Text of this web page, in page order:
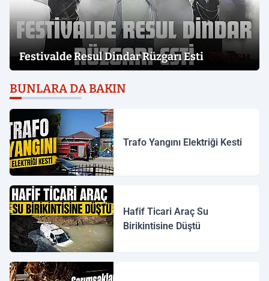
Festivalde Resul Dindar Rüzgarı Esti
BUNLARA DA BAKIN
Trafo Yangını Elektriği Kesti
Hafif Ticari Araç Su
Birikintisine Düştü